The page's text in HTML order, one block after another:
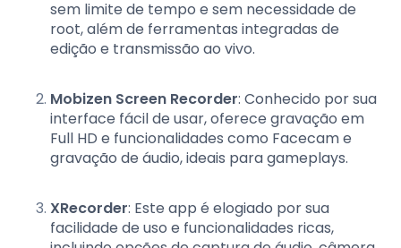
sem limite de tempo e sem necessidade de
root, além de ferramentas integradas de
edição e transmissão ao vivo.
Mobizen Screen Recorder: Conhecido por sua
interface fácil de usar, oferece gravação em
Full HD e funcionalidades como Facecam e
gravação de áudio, ideais para gameplays.
XRecorder: Este app é elogiado por sua
facilidade de uso e funcionalidades ricas,